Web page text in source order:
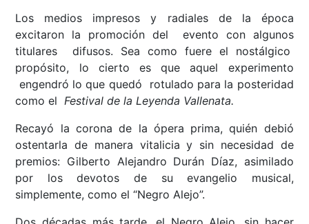
Los medios impresos y radiales de la época
excitaron la promoción del evento con algunos
titulares difusos. Sea como fuere el nostálgico
propósito, lo cierto es que aquel experimento
engendró lo que quedó rotulado para la posteridad
como el Festival de la Leyenda Vallenata.
Recayó la corona de la ópera prima, quién debió
ostentarla de manera vitalicia y sin necesidad de
premios: Gilberto Alejandro Durán Díaz, asimilado
por los devotos de su evangelio musical,
simplemente, como el “Negro Alejo”.